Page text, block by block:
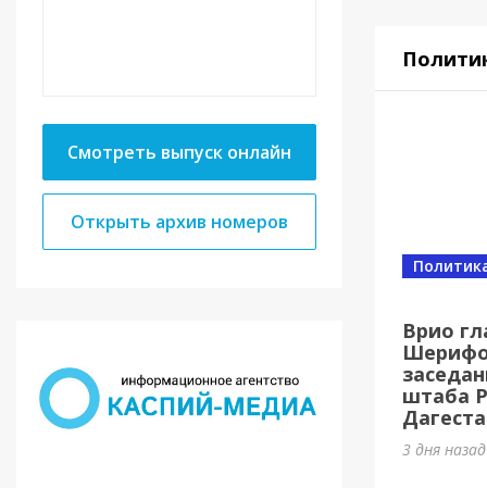
Смотреть выпуск онлайн
Открыть архив номеров
Власть
МБУ
4 дня
Врио
штаба
3 дня